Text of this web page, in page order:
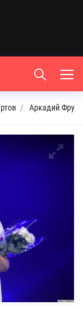
Аркадий